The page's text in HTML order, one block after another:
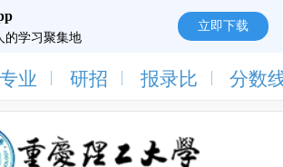
的学习聚集地
立即下载
业 研招 报录比 分数